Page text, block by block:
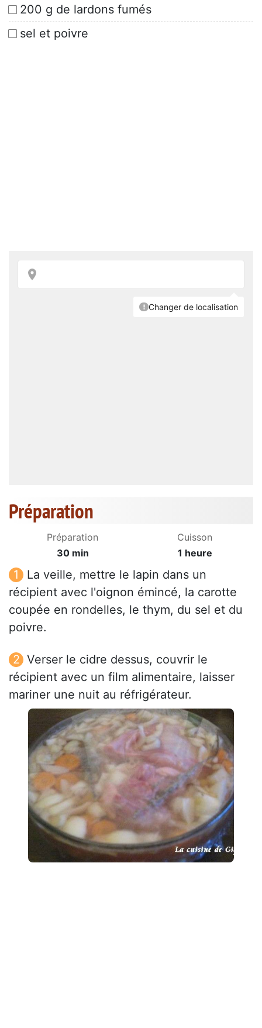
200 g de lardons fumés
sel et poivre
Préparation
Préparation
30 min
Cuisson
1 heure
La veille, mettre le lapin dans un
récipient avec l'oignon émincé, la carotte
coupée en rondelles, le thym, du sel et du
poivre.
Verser le cidre dessus, couvrir le
récipient avec un film alimentaire, laisser
mariner une nuit au réfrigérateur.